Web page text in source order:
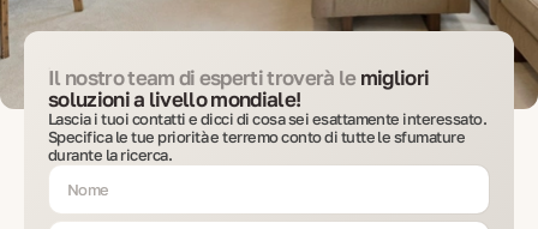
Il nostro team di esperti troverà lemigliori
soluzioni a livello mondiale!
Lascia i tuoi contatti e dicci di cosa sei esattamente interessato.
Specifica le tue priorità e terremo conto di tutte le sfumature
durante la ricerca.